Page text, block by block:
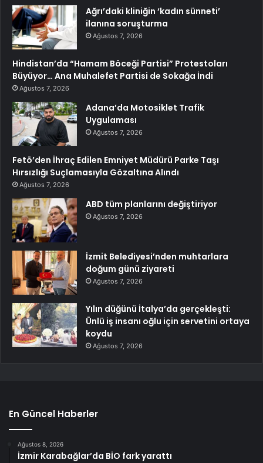
Ağrı’daki kliniğin ‘kadın sünneti’
ilanına soruşturma
Ağustos 7, 2026
Hindistan’da “Hamam Böceği Partisi” Protestoları
Büyüyor… Ana Muhalefet Partisi de Sokağa İndi
Ağustos 7, 2026
Adana’da Motosiklet Trafik
Uygulaması
Ağustos 7, 2026
Fetö’den İhraç Edilen Emniyet Müdürü Parke Taşı
Hırsızlığı Suçlamasıyla Gözaltına Alındı
Ağustos 7, 2026
ABD tüm planlarını değiştiriyor
Ağustos 7, 2026
İzmit Belediyesi’nden muhtarlara
doğum günü ziyareti
Ağustos 7, 2026
Yılın düğünü İtalya’da gerçekleşti:
Ünlü iş insanı oğlu için servetini ortaya
koydu
Ağustos 7, 2026
En Güncel Haberler
Ağustos 8, 2026
İzmir Karabağlar’da BİO fark yarattı